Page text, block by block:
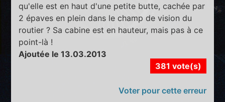
qu'elle est en haut d'une petite butte, cachée par
2 épaves en plein dans le champ de vision du
routier ? Sa cabine est en hauteur, mais pas à ce
point-là !
Ajoutée le 13.03.2013
381 vote(s)
Voter pour cette erreur